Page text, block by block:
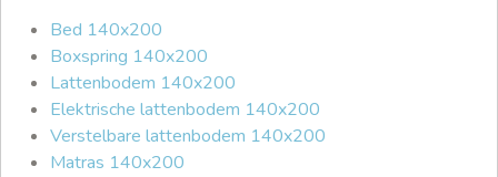
Bed 140x200
Boxspring 140x200
Lattenbodem 140x200
Elektrische lattenbodem 140x200
Verstelbare lattenbodem 140x200
Matras 140x200